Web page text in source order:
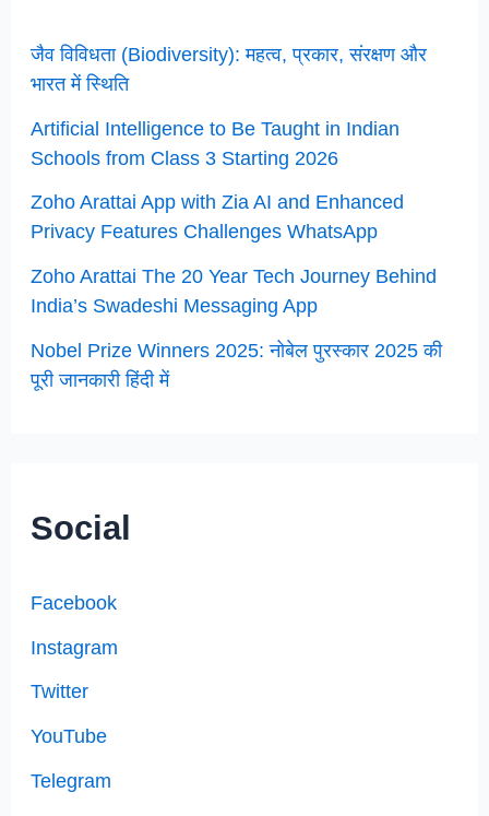
जैव विविधता (Biodiversity): महत्व, प्रकार, संरक्षण और
भारत में स्थिति
Artificial Intelligence to Be Taught in Indian
Schools from Class 3 Starting 2026
Zoho Arattai App with Zia AI and Enhanced
Privacy Features Challenges WhatsApp
Zoho Arattai The 20 Year Tech Journey Behind
India’s Swadeshi Messaging App
Nobel Prize Winners 2025: नोबेल पुरस्कार 2025 की
पूरी जानकारी हिंदी में
Social
Facebook
Instagram
Twitter
YouTube
Telegram